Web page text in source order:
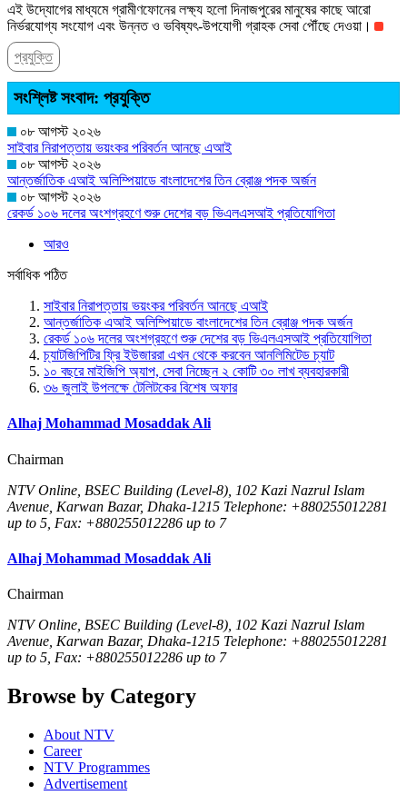
এই উদ্যোগের মাধ্যমে গ্রামীণফোনের লক্ষ্য হলো দিনাজপুরের মানুষের কাছে আরো
নির্ভরযোগ্য সংযোগ এবং উন্নত ও ভবিষ্যৎ-উপযোগী গ্রাহক সেবা পৌঁছে দেওয়া।
প্রযুক্তি
সংশ্লিষ্ট সংবাদ: প্রযুক্তি
০৮ আগস্ট ২০২৬
সাইবার নিরাপত্তায় ভয়ংকর পরিবর্তন আনছে এআই
০৮ আগস্ট ২০২৬
আন্তর্জাতিক এআই অলিম্পিয়াডে বাংলাদেশের তিন ব্রোঞ্জ পদক অর্জন
০৮ আগস্ট ২০২৬
রেকর্ড ১০৬ দলের অংশগ্রহণে শুরু দেশের বড় ভিএলএসআই প্রতিযোগিতা
আরও
সর্বাধিক পঠিত
সাইবার নিরাপত্তায় ভয়ংকর পরিবর্তন আনছে এআই
আন্তর্জাতিক এআই অলিম্পিয়াডে বাংলাদেশের তিন ব্রোঞ্জ পদক অর্জন
রেকর্ড ১০৬ দলের অংশগ্রহণে শুরু দেশের বড় ভিএলএসআই প্রতিযোগিতা
চ্যাটজিপিটির ফ্রি ইউজাররা এখন থেকে করবেন আনলিমিটেড চ্যাট
১০ বছরে মাইজিপি অ্যাপ, সেবা নিচ্ছেন ২ কোটি ৩০ লাখ ব্যবহারকারী
৩৬ জুলাই উপলক্ষে টেলিটকের বিশেষ অফার
Alhaj Mohammad Mosaddak Ali
Chairman
NTV Online, BSEC Building (Level-8), 102 Kazi Nazrul Islam
Avenue, Karwan Bazar, Dhaka-1215 Telephone: +880255012281
up to 5, Fax: +880255012286 up to 7
Alhaj Mohammad Mosaddak Ali
Chairman
NTV Online, BSEC Building (Level-8), 102 Kazi Nazrul Islam
Avenue, Karwan Bazar, Dhaka-1215 Telephone: +880255012281
up to 5, Fax: +880255012286 up to 7
Browse by Category
About NTV
Career
NTV Programmes
Advertisement